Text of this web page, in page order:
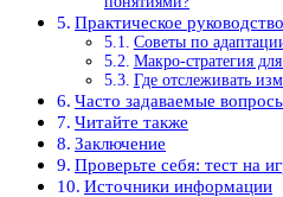
Практическое
Советы по
Макро-стратегия
Где отслеживать
Часто задаваемые
Читайте также
Заключение
Проверьте себя: тест на
Источники информации